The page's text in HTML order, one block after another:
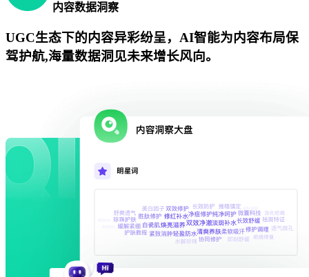
内容数据洞察
UGC生态下的内容异彩纷呈，AI智能为内容布局保
驾护航,海量数据洞见未来增长风向。